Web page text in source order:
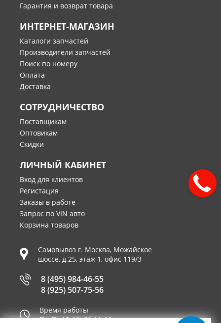
Гарантия и возврат товара
ИНТЕРНЕТ-МАГАЗИН
Каталоги запчастей
Производители запчастей
Поиск по номеру
Оплата
Доставка
СОТРУДНИЧЕСТВО
Поставщикам
Оптовикам
Скидки
ЛИЧНЫЙ КАБИНЕТ
Вход для клиентов
Регистация
Заказы в работе
Запрос по VIN авто
Корзина товаров
Самовывоз г. Москва, Можайское
шоссе, д.25, этаж 1, офис 119/3
8 (495) 984-46-55
8 (925) 507-75-56
Время работы
Пн-Пт 10-19, Сб 11-16